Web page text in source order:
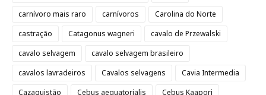
carnívoro mais raro
carnívoros
Carolina do Norte
castração
Catagonus wagneri
cavalo de Przewalski
cavalo selvagem
cavalo selvagem brasileiro
cavalos lavradeiros
Cavalos selvagens
Cavia Intermedia
Cazaquistão
Cebus aequatorialis Cebus Kaapori